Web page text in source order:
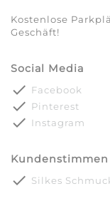
Kostenlose
Geschäft!
Social Media
done Facebook
done Pinterest
done Instagram
Kundenstimmen
done Silkes